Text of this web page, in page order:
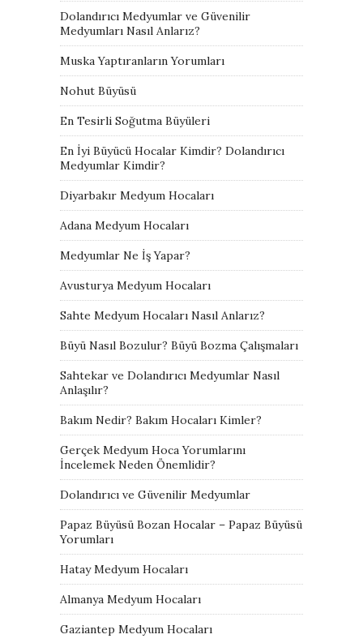
Dolandırıcı Medyumlar ve Güvenilir
Medyumları Nasıl Anlarız?
Muska Yaptıranların Yorumları
Nohut Büyüsü
En Tesirli Soğutma Büyüleri
En İyi Büyücü Hocalar Kimdir? Dolandırıcı
Medyumlar Kimdir?
Diyarbakır Medyum Hocaları
Adana Medyum Hocaları
Medyumlar Ne İş Yapar?
Avusturya Medyum Hocaları
Sahte Medyum Hocaları Nasıl Anlarız?
Büyü Nasıl Bozulur? Büyü Bozma Çalışmaları
Sahtekar ve Dolandırıcı Medyumlar Nasıl
Anlaşılır?
Bakım Nedir? Bakım Hocaları Kimler?
Gerçek Medyum Hoca Yorumlarını
İncelemek Neden Önemlidir?
Dolandırıcı ve Güvenilir Medyumlar
Papaz Büyüsü Bozan Hocalar – Papaz Büyüsü
Yorumları
Hatay Medyum Hocaları
Almanya Medyum Hocaları
Gaziantep Medyum Hocaları